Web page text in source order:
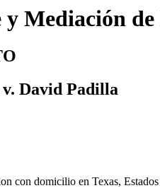
Mediación
David Padilla
con domicilio en Texas,